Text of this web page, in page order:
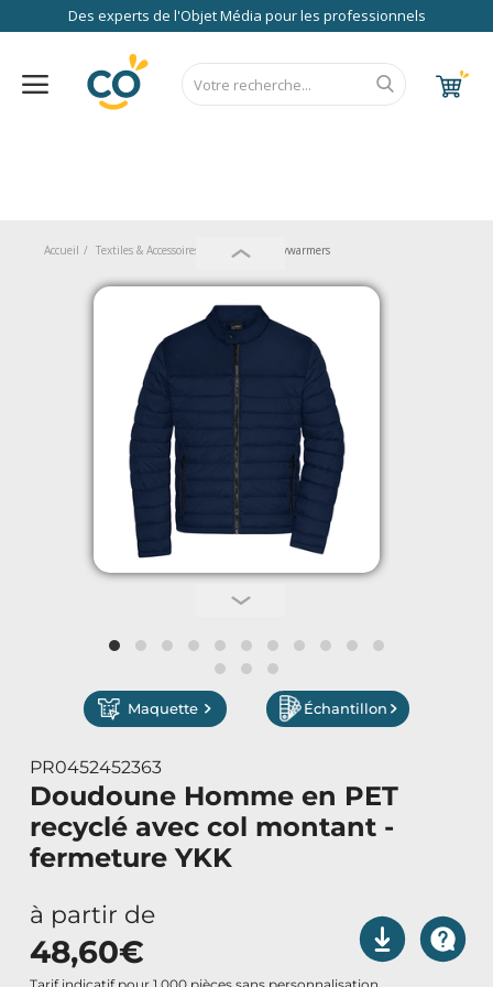
Des experts de l'Objet Média pour les professionnels
Bagageries & Sacs
Textiles & Accessoires
Vêtements de Travail
Parapluies & Parasols
Art de la Table
Plantes et Graines
Bien être & Sécurité
Sports, loisirs & jouets
Accueil Textiles & Accessoires Hauts Bodywarmers
Maquette Échantillon
PR0452452363
Doudoune Homme en PET
recyclé avec col montant -
fermeture YKK
à partir de
48,60€